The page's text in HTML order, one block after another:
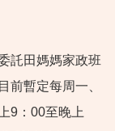
託田媽媽家政班
前暫定每周一、
9：00至晚上